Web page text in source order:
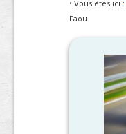
• Vous êtes ici :
Faou